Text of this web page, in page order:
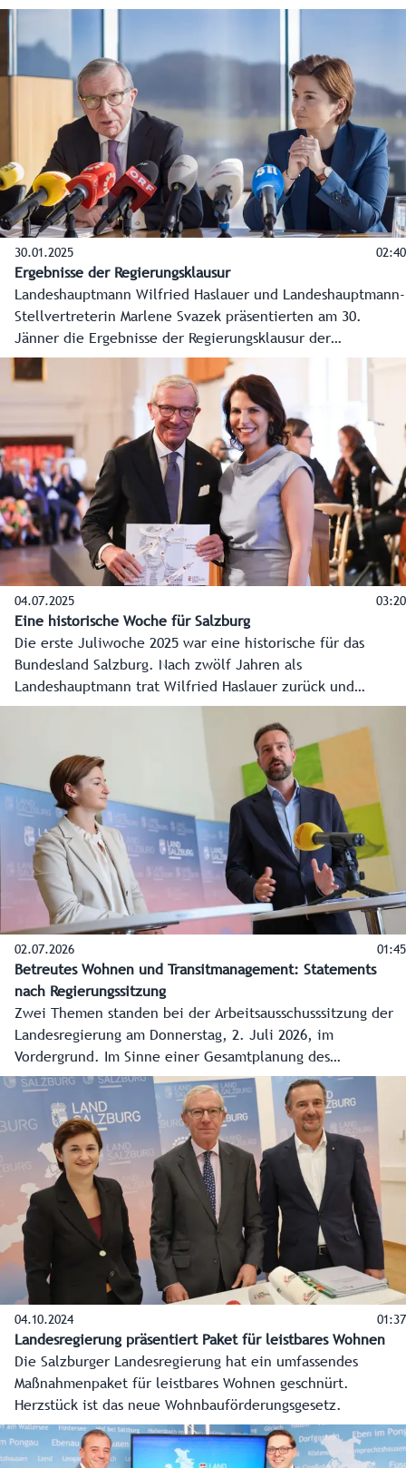
Schüler Trinkwasserflaschen entgegengenommen. So viele
Aktion von Raiffeisen, Land Salzburg und Bildungsdirektion
bewusst gegen Plastikflaschen entschieden haben und der
wertvollen Ressource Wasser an ihrer Schule mehr
Beachtung schenken.
30.01.2025 02:40
Ergebnisse der Regierungsklausur
Landeshauptmann Wilfried Haslauer und Landeshauptmann-
Stellvertreterin Marlene Svazek präsentierten am 30.
Jänner die Ergebnisse der Regierungsklausur der
Landesregierung.
04.07.2025 03:20
Eine historische Woche für Salzburg
Die erste Juliwoche 2025 war eine historische für das
Bundesland Salzburg. Nach zwölf Jahren als
Landeshauptmann trat Wilfried Haslauer zurück und
Karoline Edtstadler folgte im nach ihrer Wahl durch den
Salzburger Landtag nach. Die wichtigsten Stationen dieser
Woche - vom Hearing der Landeshauptfrau bis zum
Ehrungsfestakt für den Landeshauptmann a. D. - gibt es im
Video auf Salzburg ON.
02.07.2026 01:45
Betreutes Wohnen und Transitmanagement: Statements
nach Regierungssitzung
Zwei Themen standen bei der Arbeitsausschusssitzung der
Landesregierung am Donnerstag, 2. Juli 2026, im
Vordergrund. Im Sinne einer Gesamtplanung des
Pflegebereichs wird die Zuständigkeit für das Betreute
Wohnen künftig im Ressort von Landesrat Fürweger liegen.
Dasselbe gilt für den Bereich Soziale Arbeit mit Familien.
Weiters wurden die ersten Maßnahmen aus dem
multifunktionalen Transitmanagement auf der A10
Tauernautobahn für den Sommerreiseverkehr präsentiert.
04.10.2024 01:37
Landesregierung präsentiert Paket für leistbares Wohnen
Die Salzburger Landesregierung hat ein umfassendes
Maßnahmenpaket für leistbares Wohnen geschnürt.
Herzstück ist das neue Wohnbauförderungsgesetz.